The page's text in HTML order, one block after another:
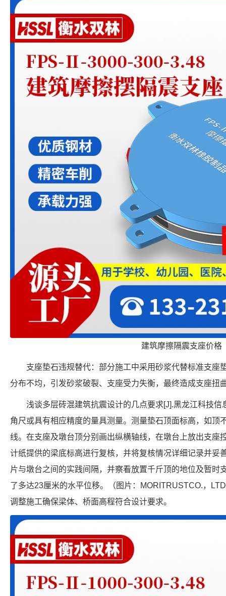
建筑摩擦隔震支座价格
支座垫石违规替代：部分施工中采用砂浆代替标准支座
分布不均，引发砂浆破裂、支座受力失衡，最终造成支座扭
浅谈多层砖混建筑抗震设计的几点要求[J].黑龙江科技
角尺或具有相应精度的量具测量。测量垫石顶面标高，如顶
线。在支座及墩台顶分别画出纵横轴线，在墩台上放出支座
计纸提供的梁底标高进行复核，并将复核情况详细记录并妥
片与墩台之间的实践间隔，并察看放置千斤顶的地位及暂时
了多达23厘米的水平位移。（图片：MORITRUSTCO.，
调整施工确保梁体、桥面高程符合设计要求。